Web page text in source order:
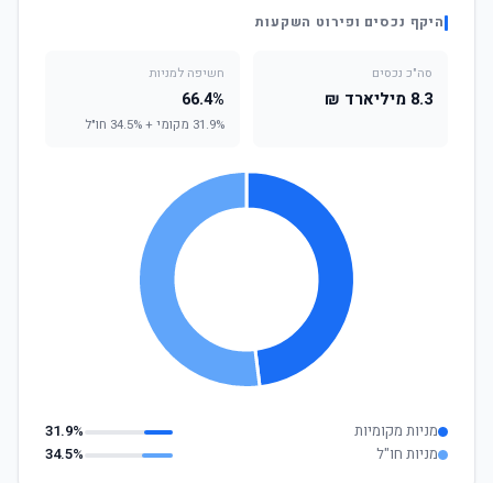
היקף נכסים ופירוט השקעות
סה"כ נכסים
8.3 מיליארד ₪
חשיפה למניות
66.4%
31.9% מקומי + 34.5% חו"ל
מניות מקומיות
31.9%
מניות חו"ל
34.5%